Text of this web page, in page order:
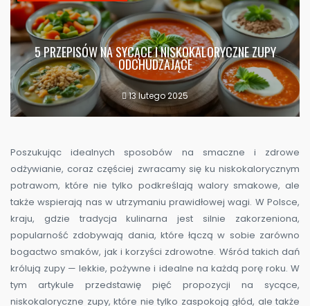
5 PRZEPISÓW NA SYCĄCE I NISKOKALORYCZNE ZUPY
ODCHUDZAJĄCE
13 lutego 2025
Poszukując idealnych sposobów na smaczne i zdrowe
odżywianie, coraz częściej zwracamy się ku niskokalorycznym
potrawom, które nie tylko podkreślają walory smakowe, ale
także wspierają nas w utrzymaniu prawidłowej wagi. W Polsce,
kraju, gdzie tradycja kulinarna jest silnie zakorzeniona,
popularność zdobywają dania, które łączą w sobie zarówno
bogactwo smaków, jak i korzyści zdrowotne. Wśród takich dań
królują zupy — lekkie, pożywne i idealne na każdą porę roku. W
tym artykule przedstawię pięć propozycji na sycące,
niskokaloryczne zupy, które nie tylko zaspokoją głód, ale także